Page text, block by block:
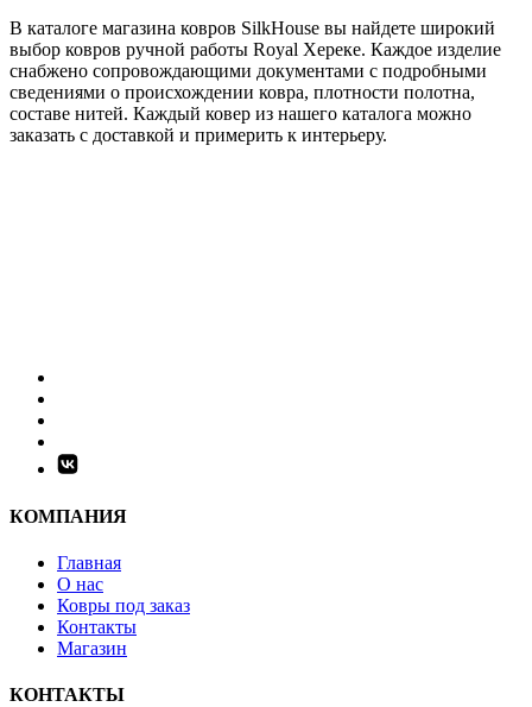
В каталоге магазина ковров SilkHouse вы найдете широкий
выбор ковров ручной работы Royal Хереке. Каждое изделие
снабжено сопровождающими документами с подробными
сведениями о происхождении ковра, плотности полотна,
составе нитей. Каждый ковер из нашего каталога можно
заказать с доставкой и примерить к интерьеру.
КОМПАНИЯ
Главная
О нас
Ковры под заказ
Контакты
Магазин
КОНТАКТЫ